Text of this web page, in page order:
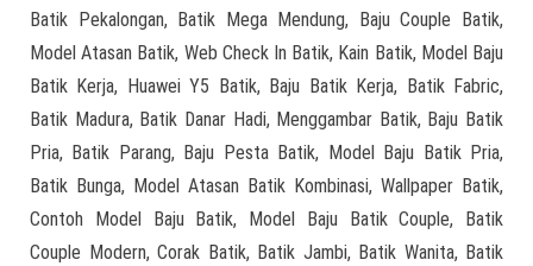
Batik Pekalongan, Batik Mega Mendung, Baju Couple Batik,
Model Atasan Batik, Web Check In Batik, Kain Batik, Model Baju
Batik Kerja, Huawei Y5 Batik, Baju Batik Kerja, Batik Fabric,
Batik Madura, Batik Danar Hadi, Menggambar Batik, Baju Batik
Pria, Batik Parang, Baju Pesta Batik, Model Baju Batik Pria,
Batik Bunga, Model Atasan Batik Kombinasi, Wallpaper Batik,
Contoh Model Baju Batik, Model Baju Batik Couple, Batik
Couple Modern, Corak Batik, Batik Jambi, Batik Wanita, Batik